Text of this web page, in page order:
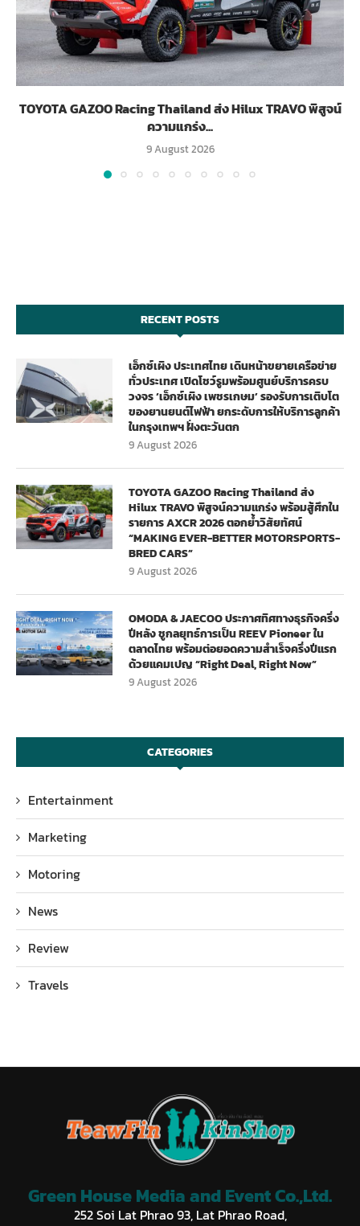
TOYOTA GAZOO Racing Thailand ส่ง Hilux TRAVO พิสูจน์
ความแกร่ง...
9 August 2026
RECENT POSTS
เอ็กซ์เผิง ประเทศไทย เดินหน้าขยายเครือข่าย
ทั่วประเทศ เปิดโชว์รูมพร้อมศูนย์บริการครบ
วงจร ‘เอ็กซ์เผิง เพชรเกษม’ รองรับการเติบโต
ของยานยนต์ไฟฟ้า ยกระดับการให้บริการลูกค้า
ในกรุงเทพฯ ฝั่งตะวันตก
9 August 2026
TOYOTA GAZOO Racing Thailand ส่ง
Hilux TRAVO พิสูจน์ความแกร่ง พร้อมสู้ศึกใน
รายการ AXCR 2026 ตอกย้ำวิสัยทัศน์
“MAKING EVER-BETTER MOTORSPORTS-
BRED CARS”
9 August 2026
OMODA & JAECOO ประกาศทิศทางธุรกิจครึ่ง
ปีหลัง ชูกลยุทธ์การเป็น REEV Pioneer ใน
ตลาดไทย พร้อมต่อยอดความสำเร็จครึ่งปีแรก
ด้วยแคมเปญ “Right Deal, Right Now”
9 August 2026
CATEGORIES
Entertainment
Marketing
Motoring
News
Review
Travels
Green House Media and Event Co.,Ltd.
252 Soi Lat Phrao 93, Lat Phrao Road,